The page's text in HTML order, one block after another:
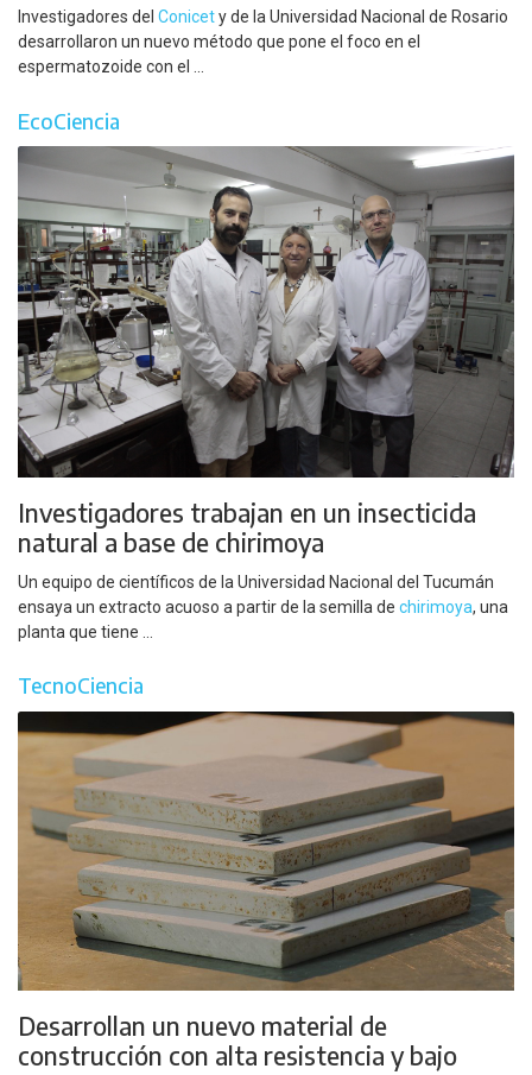
Investigadores del Conicety de la Universidad Nacional de Rosario
desarrollaron un nuevo método que pone el foco en el
espermatozoide con el ...
EcoCiencia
Investigadores trabajan en un insecticida
natural a base de chirimoya
Un equipo de científicos de la Universidad Nacional del Tucumán
ensaya un extracto acuoso a partir de la semilla de chirimoya, una
planta que tiene ...
TecnoCiencia
Desarrollan un nuevo material de
construcción con alta resistencia y bajo